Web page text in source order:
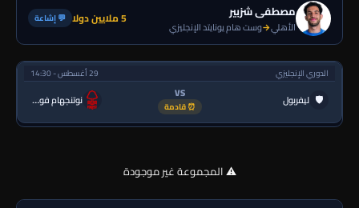
مصطفى شزبير
الأهلي→وست هام يونايتد الإنجليزي 5 ملايين دولا 💬 إشاعة
الدوري الإنجليزي 29 أغسطس - 14:30
🛡 ليفربول VS
⏰ قادمة نوتنجهام فورست
⚠️ المجموعة غير موجودة